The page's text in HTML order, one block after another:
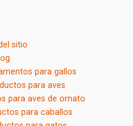
sitio
para gallos
para aves
para aves de ornato
para caballos